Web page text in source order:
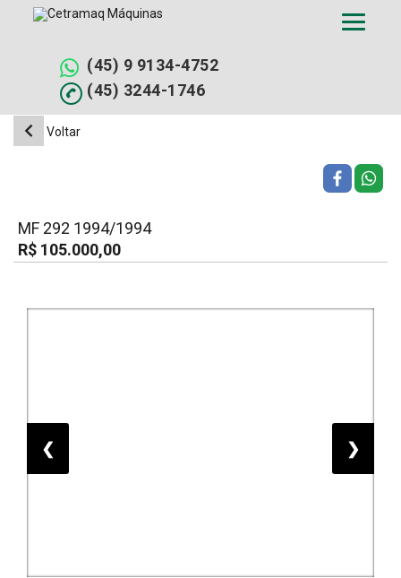
(45) 9 9134-4752
(45) 3244-1746
Voltar
MF 292 1994/1994
R$ 105.000,00
❮ ❯